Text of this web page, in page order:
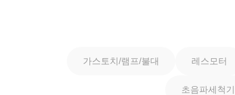
가스토치/램프/불대 레스모터
초음파세척기